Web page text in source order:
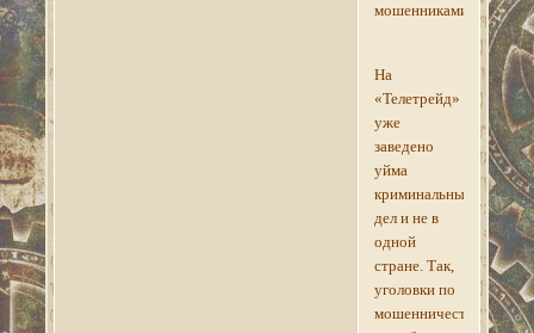
мошенниками.
На
«Телетрейд»
уже
заведено
уйма
криминальных
дел и не в
одной
стране. Так,
уголовки по
мошенничеству